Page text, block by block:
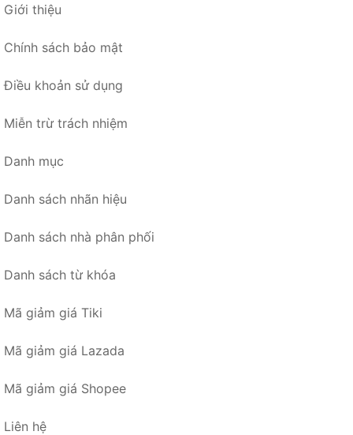
Giới thiệu
Chính sách bảo mật
Điều khoản sử dụng
Miễn trừ trách nhiệm
Danh mục
Danh sách nhãn hiệu
Danh sách nhà phân phối
Danh sách từ khóa
Mã giảm giá Tiki
Mã giảm giá Lazada
Mã giảm giá Shopee
Liên hệ